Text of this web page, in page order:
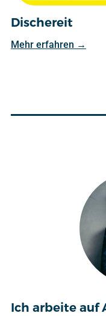
Dischereit
Mehr erfahren →
Ich arbeite auf